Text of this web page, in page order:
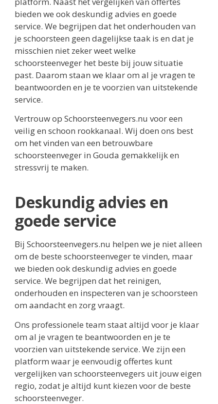
bieden we ook deskundig advies en goede
service. We begrijpen dat het onderhouden van
je schoorsteen geen dagelijkse taak is en dat je
misschien niet zeker weet welke
schoorsteenveger het beste bij jouw situatie
past. Daarom staan we klaar om al je vragen te
beantwoorden en je te voorzien van uitstekende
service.
Vertrouw op Schoorsteenvegers.nu voor een
veilig en schoon rookkanaal. Wij doen ons best
om het vinden van een betrouwbare
schoorsteenveger in Gouda gemakkelijk en
stressvrij te maken.
Deskundig advies en
goede service
Bij Schoorsteenvegers.nu helpen we je niet alleen
om de beste schoorsteenveger te vinden, maar
we bieden ook deskundig advies en goede
service. We begrijpen dat het reinigen,
onderhouden en inspecteren van je schoorsteen
om aandacht en zorg vraagt.
Ons professionele team staat altijd voor je klaar
om al je vragen te beantwoorden en je te
voorzien van uitstekende service. We zijn een
platform waar je eenvoudig offertes kunt
vergelijken van schoorsteenvegers uit jouw eigen
regio, zodat je altijd kunt kiezen voor de beste
schoorsteenveger.